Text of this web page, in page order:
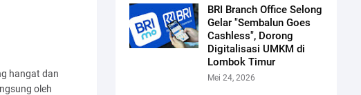
hangat dan
oleh
BRI Branch Office Selong
Gelar "Sembalun Goes
Cashless", Dorong
Digitalisasi UMKM di
Lombok Timur
Mei 24, 2026